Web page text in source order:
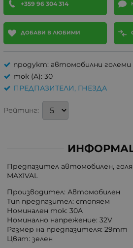
+359 96 304 314
ДОБАВИ В ЛЮБИМИ
продукт: автомобилни големи
ток (A): 30
ПРЕДПАЗИТЕЛИ, ГНЕЗДА
Рейтинг:
Предпазител автомобилен,
MAXIVAL
Производител: Автомобилен
Тип предпазител: стопяем
Номинален ток: 30A
Номинално напрежение: 32V
Размер на предпазителя: 29mm
Цвят: зелен